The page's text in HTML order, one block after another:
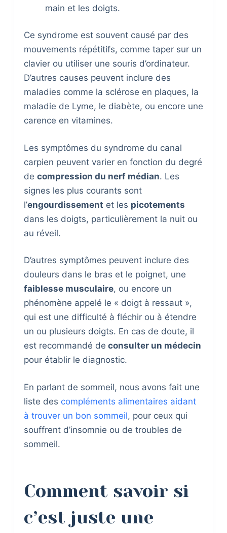
main et les doigts.
Ce syndrome est souvent causé par des
mouvements répétitifs, comme taper sur un
clavier ou utiliser une souris d’ordinateur.
D’autres causes peuvent inclure des
maladies comme la sclérose en plaques, la
maladie de Lyme, le diabète, ou encore une
carence en vitamines.
Les symptômes du syndrome du canal
carpien peuvent varier en fonction du degré
de compression du nerf médian. Les
signes les plus courants sont
l’engourdissement et les picotements
dans les doigts, particulièrement la nuit ou
au réveil.
D’autres symptômes peuvent inclure des
douleurs dans le bras et le poignet, une
faiblesse musculaire, ou encore un
phénomène appelé le « doigt à ressaut »,
qui est une difficulté à fléchir ou à étendre
un ou plusieurs doigts. En cas de doute, il
est recommandé de consulter un médecin
pour établir le diagnostic.
En parlant de sommeil, nous avons fait une
liste des compléments alimentaires aidant
à trouver un bon sommeil, pour ceux qui
souffrent d’insomnie ou de troubles de
sommeil.
Comment savoir si
c’est juste une